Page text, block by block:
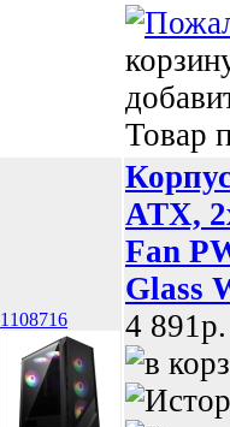
Товар
1108716
ATX,
Fan
Glass
4 891p.